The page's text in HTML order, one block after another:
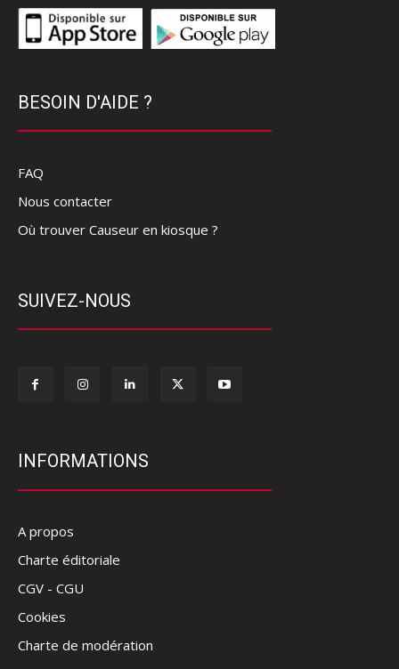
BESOIN D'AIDE ?
FAQ
Nous contacter
Où trouver Causeur en kiosque ?
SUIVEZ-NOUS
INFORMATIONS
A propos
Charte éditoriale
CGV - CGU
Cookies
Charte de modération